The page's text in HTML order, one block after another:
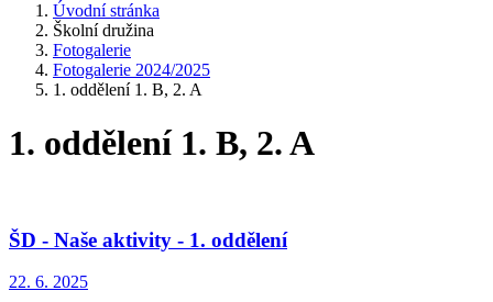
Úvodní stránka
Školní družina
Fotogalerie
Fotogalerie 2024/2025
1. oddělení 1. B, 2. A
1. oddělení 1. B, 2. A
ŠD - Naše aktivity - 1. oddělení
22. 6. 2025